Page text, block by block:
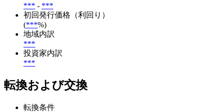
*** - ***
初回発行価格（利回り）
(***%)
地域内訳
***
投資家内訳
***
転換および交換
転換条件